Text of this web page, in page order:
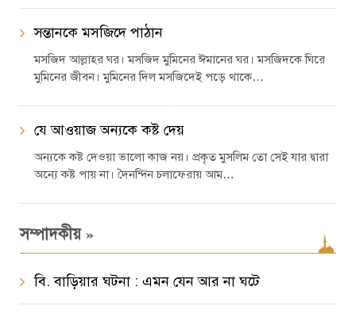
সন্তানকে মসজিদে পাঠান
মসজিদ আল্লাহর ঘর। মসজিদ মুমিনের ঈমানের ঘর। মসজিদকে ঘিরে
মুমিনের জীবন। মুমিনের দিল মসজিদেই পড়ে থাকে…
যে আওয়াজ অন্যকে কষ্ট দেয়
অন্যকে কষ্ট দেওয়া ভালো কাজ নয়। প্রকৃত মুসলিম তো সেই যার দ্বারা
অন্যে কষ্ট পায় না। দৈনন্দিন চলাফেরায় আম…
সম্পাদকীয় »
বি. বাড়িয়ার ঘটনা : এমন যেন আর না ঘটে